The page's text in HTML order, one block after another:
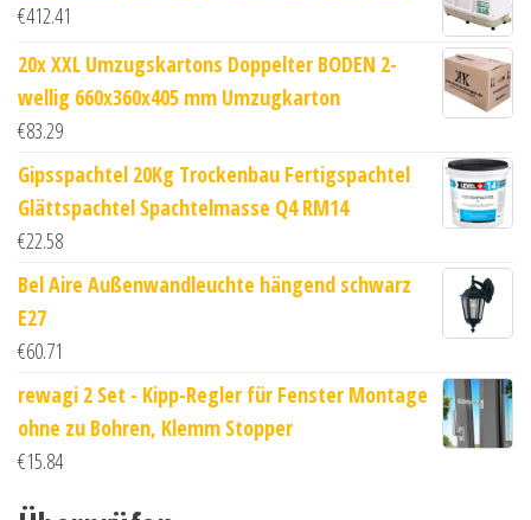
€412.41
20x XXL Umzugskartons Doppelter BODEN 2-
wellig 660x360x405 mm Umzugkarton
€83.29
Gipsspachtel 20Kg Trockenbau Fertigspachtel
Glättspachtel Spachtelmasse Q4 RM14
€22.58
Bel Aire Außenwandleuchte hängend schwarz
E27
€60.71
rewagi 2 Set - Kipp-Regler für Fenster Montage
ohne zu Bohren, Klemm Stopper
€15.84